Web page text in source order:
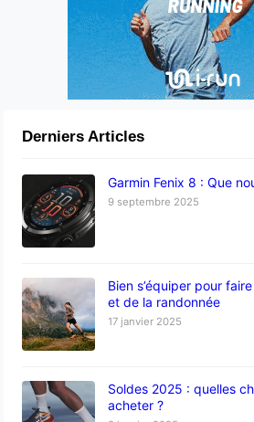
Derniers Articles
Garmin Fenix 8 : Que
9 septembre 2025
Bien s’équiper pour
et de la randonnée
17 janvier 2025
Soldes 2025 : quelles
acheter ?